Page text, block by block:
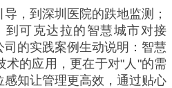
，到深圳医院的跌地监测；
到可克达拉的智慧城市对接
的实践案例生动说明：智慧
术的应用，更在于对"人"的需
知让管理更高效，通过贴心